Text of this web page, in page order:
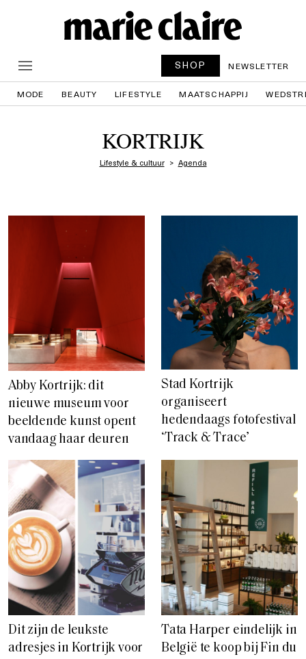
SHOP NEWSLETTER
MODE BEAUTY LIFESTYLE MAATSCHAPPIJ
KORTRIJK
Lifestyle & cultuur Agenda
Abby Kortrijk: dit
nieuwe museum voor
beeldende kunst opent
vandaag haar deuren
Stad Kortrijk
organiseert
hedendaags fotofestival
‘Track & Trace’
Dit zijn de leukste
adresjes in Kortrijk voor
Tata Harper eindelijk in
België te koop bij Fin du